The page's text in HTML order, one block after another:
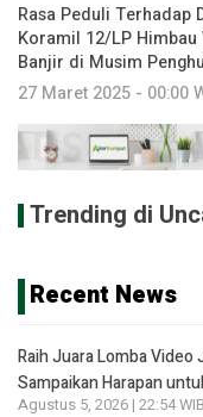
Rasa Peduli Terhadap
Koramil 12/LP Himbau
Banjir di Musim
27 Maret 2025 - 00:00
Trending di
Recent News
Raih Juara Lomba Video
Sampaikan Harapan
Agustus 5, 2026 | 22:54 WIB